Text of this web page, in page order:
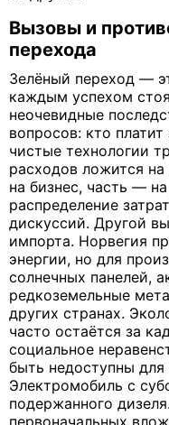
Вызовы и
перехода
Зелёный переход —
каждым успехом
неочевидные
вопросов: кто
чистые технологии
расходов ложится
на бизнес, часть —
распределение
дискуссий. Другой
импорта. Норвегия
энергии, но для
солнечных панелей,
редкоземельные
других странах.
часто остаётся за
социальное
быть недоступны
Электромобиль с
подержанного